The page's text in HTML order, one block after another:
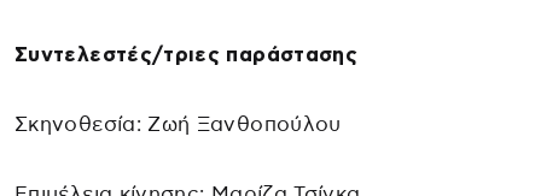
Συντελεστές/τριες παράστασης
Σκηνοθεσία: Ζωή Ξανθοπούλου